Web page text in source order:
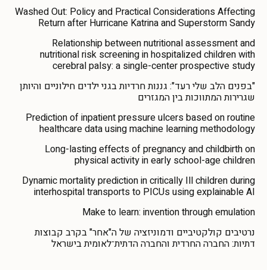
Washed Out: Policy and Practical Considerations Affecting
Return after Hurricane Katrina and Superstorm Sandy
Relationship between nutritional assessment and
nutritional risk screening in hospitalized children with
cerebral palsy: a single-center prospective study
"בפנים הלב שלי רעד": גננות חרדיות בגני ילדים חילוניים והיותן
שגרירות המתווכות בין המגזרים
Prediction of inpatient pressure ulcers based on routine
healthcare data using machine learning methodology
Long-lasting effects of pregnancy and childbirth on
physical activity in early school-age children
Dynamic mortality prediction in critically Ill children during
interhospital transports to PICUs using explainable AI
Make to learn: invention through emulation
נרטיבים קולקטיביים ודמוניזציה של ה"אחר" בקרב קבוצות
דתיות: החברה החרדית והחברה הדתית־לאומית בישראל